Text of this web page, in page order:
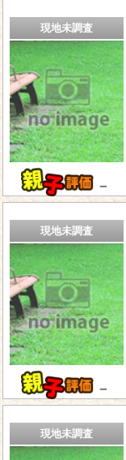
現地未調査
－
現地未調査
－
現地未調査